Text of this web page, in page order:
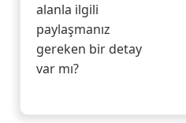
alanla ilgili
paylaşmanız
gereken bir detay
var mı?